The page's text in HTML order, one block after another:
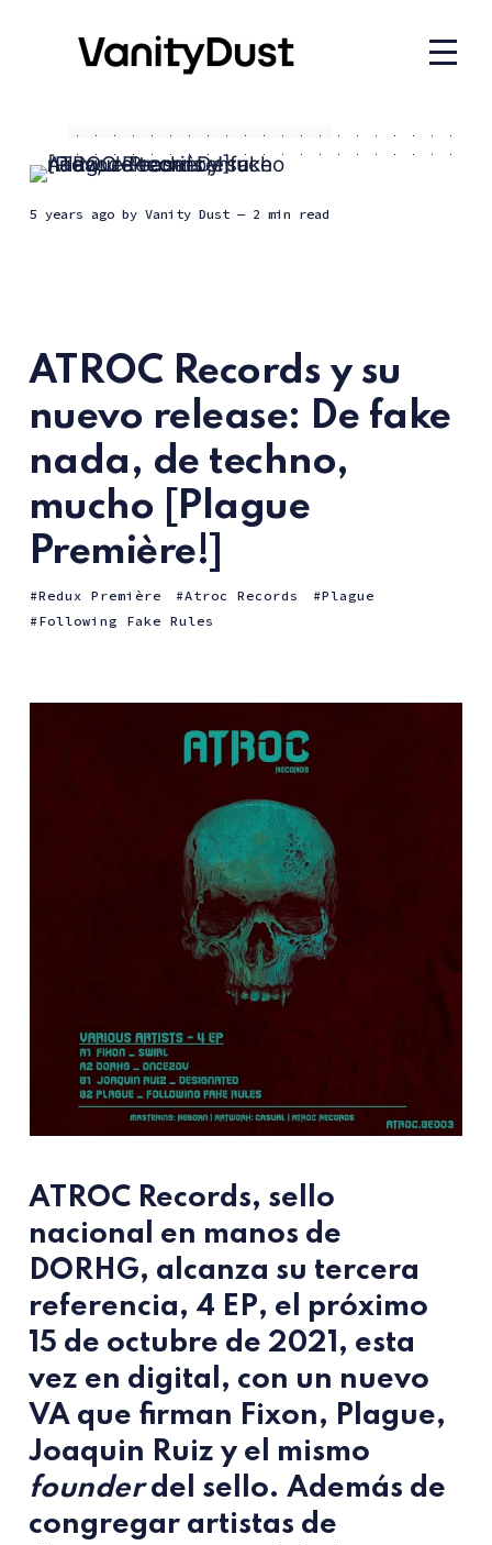
5 years agoby Vanity Dust — 2 min read
ATROC Records y su
nuevo release: De fake
nada, de techno,
mucho [Plague
Première!]
Redux Première Atroc Records
Plague
Following Fake Rules
ATROC Records, sello
nacional en manos de
DORHG, alcanza su tercera
referencia, 4 EP, el próximo
15 de octubre de 2021, esta
vez en digital, con un nuevo
VA que firman Fixon, Plague,
Joaquin Ruiz y el mismo
founderdel sello. Además de
congregar artistas de